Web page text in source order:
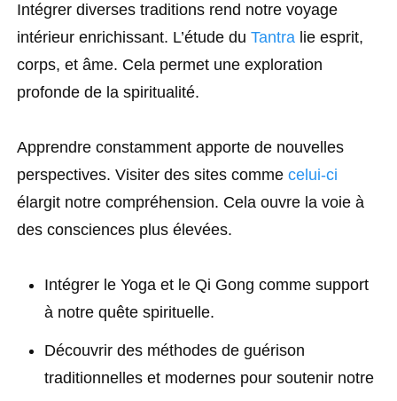
Intégrer diverses traditions rend notre voyage
intérieur enrichissant. L’étude du Tantra lie esprit,
corps, et âme. Cela permet une exploration
profonde de la spiritualité.
Apprendre constamment apporte de nouvelles
perspectives. Visiter des sites comme celui-ci
élargit notre compréhension. Cela ouvre la voie à
des consciences plus élevées.
Intégrer le Yoga et le Qi Gong comme support
à notre quête spirituelle.
Découvrir des méthodes de guérison
traditionnelles et modernes pour soutenir notre